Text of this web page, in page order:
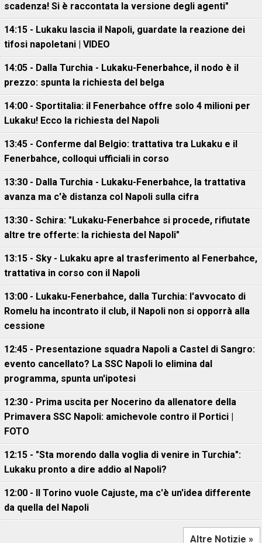
scadenza! Si è raccontata la versione degli agenti"
14:15 - Lukaku lascia il Napoli, guardate la reazione dei
tifosi napoletani | VIDEO
14:05 - Dalla Turchia - Lukaku-Fenerbahce, il nodo è il
prezzo: spunta la richiesta del belga
14:00 - Sportitalia: il Fenerbahce offre solo 4 milioni per
Lukaku! Ecco la richiesta del Napoli
13:45 - Conferme dal Belgio: trattativa tra Lukaku e il
Fenerbahce, colloqui ufficiali in corso
13:30 - Dalla Turchia - Lukaku-Fenerbahce, la trattativa
avanza ma c'è distanza col Napoli sulla cifra
13:30 - Schira: "Lukaku-Fenerbahce si procede, rifiutate
altre tre offerte: la richiesta del Napoli"
13:15 - Sky - Lukaku apre al trasferimento al Fenerbahce,
trattativa in corso con il Napoli
13:00 - Lukaku-Fenerbahce, dalla Turchia: l'avvocato di
Romelu ha incontrato il club, il Napoli non si opporrà alla
cessione
12:45 - Presentazione squadra Napoli a Castel di Sangro:
evento cancellato? La SSC Napoli lo elimina dal
programma, spunta un'ipotesi
12:30 - Prima uscita per Nocerino da allenatore della
Primavera SSC Napoli: amichevole contro il Portici |
FOTO
12:15 - "Sta morendo dalla voglia di venire in Turchia":
Lukaku pronto a dire addio al Napoli?
12:00 - Il Torino vuole Cajuste, ma c'è un'idea differente
da quella del Napoli
Altre Notizie »